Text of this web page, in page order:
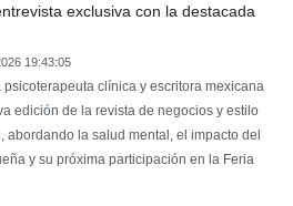
exclusiva con la destacada
19:43:05
clínica y escritora mexicana
edición de la revista de negocios y estilo
abordando la salud mental, el impacto del
y su próxima participación en la Feria